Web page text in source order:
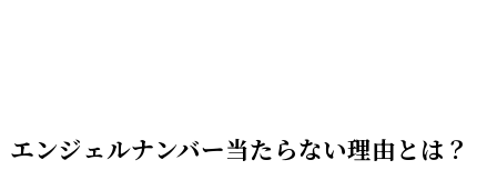
エンジェルナンバー当たらない理由とは？